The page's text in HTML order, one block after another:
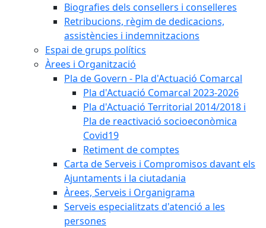
Biografies dels consellers i conselleres
Retribucions, règim de dedicacions,
assistències i indemnitzacions
Espai de grups polítics
Àrees i Organització
Pla de Govern - Pla d'Actuació Comarcal
Pla d'Actuació Comarcal 2023-2026
Pla d'Actuació Territorial 2014/2018 i
Pla de reactivació socioeconòmica
Covid19
Retiment de comptes
Carta de Serveis i Compromisos davant els
Ajuntaments i la ciutadania
Àrees, Serveis i Organigrama
Serveis especialitzats d'atenció a les
persones